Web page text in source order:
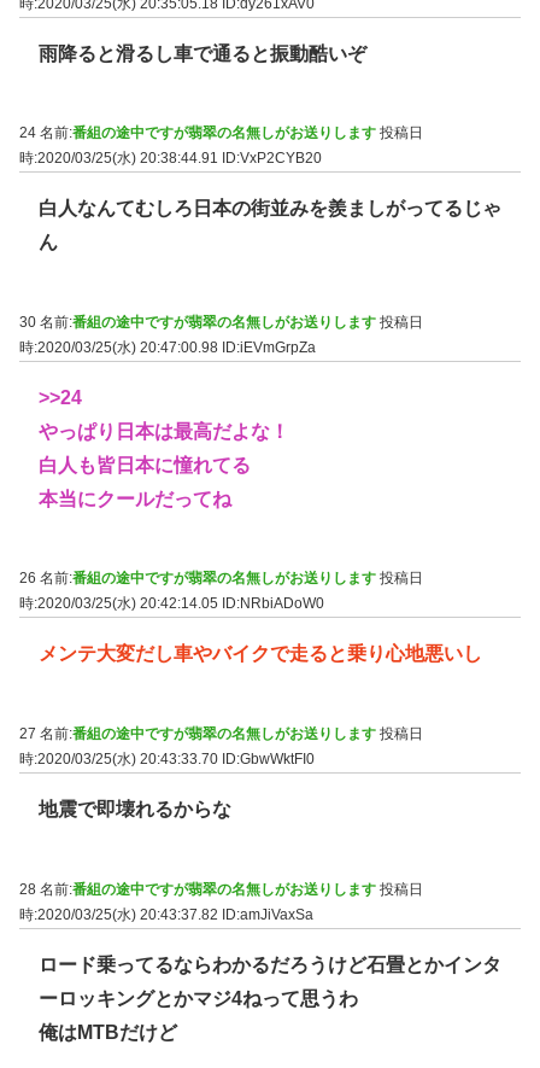
雨降ると滑るし車で通ると振動酷いぞ
24 名前:番組の途中ですが翡翠の名無しがお送りします 投稿日
時:2020/03/25(水) 20:38:44.91
ID:VxP2CYB20
白人なんてむしろ日本の街並みを羨ましがってるじゃ
ん
30 名前:番組の途中ですが翡翠の名無しがお送りします 投稿日
時:2020/03/25(水) 20:47:00.98 ID:iEVmGrpZa
>>24
やっぱり日本は最高だよな！
白人も皆日本に憧れてる
本当にクールだってね
26 名前:番組の途中ですが翡翠の名無しがお送りします 投稿日
時:2020/03/25(水) 20:42:14.05
ID:NRbiADoW0
メンテ大変だし車やバイクで走ると乗り心地悪いし
27 名前:番組の途中ですが翡翠の名無しがお送りします 投稿日
時:2020/03/25(水) 20:43:33.70 ID:GbwWktFI0
地震で即壊れるからな
28 名前:番組の途中ですが翡翠の名無しがお送りします 投稿日
時:2020/03/25(水) 20:43:37.82 ID:amJiVaxSa
ロード乗ってるならわかるだろうけど石畳とかインタ
ーロッキングとかマジ4ねって思うわ
俺はMTBだけど